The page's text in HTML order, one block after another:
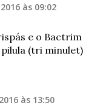
às 09:02
e o Bactrim
(tri minulet)
às 13:50